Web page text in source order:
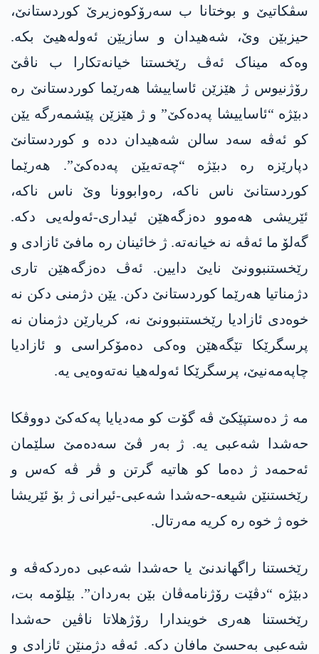
سڤکاتیێ و بوختانا ب سەرۆکوەزیرێ کوردستانێ،
حیزبێن وێ، شەھیدان و سازیێن ئەولەھیێ بکە.
وەکە میناک ئەڤ رێخستنا خیانەتکارا ب ناڤێ
رۆژنیوس ژ ھێزێن ئاساییشا ھەرێما کوردستانێ رە
دبێژە “ئاساییشا پەدەکێ” و ژ ھێزێن پێشمەرگە یێن
کو ئەڤە سەد سالن شەھیدان ددە و کوردستانێ
دپارێزە رە دبێژە “چەتەیێن پەدەکێ”. ھەرێما
کوردستانێ ناس ناکە، رەوابوونا وێ ناس ناکە،
ئێریشی ھەموو دەزگەھێن ئیداری-ئەولەیی دکە.
گەلۆ ما ئەڤە نە خیانەتە. ژ خائینان رە مافێ ئازادی و
رێخستنبوونێ نایێ دایین. ئەڤ دەزگەھێن تاری
دژمناتیا ھەرێما کوردستانێ دکن. یێن دژمنی دکن نە
خوەدی ئازادیا رێخستنبوونێ نە، کریارێن دژمنان نە
پرسگرێکا تێگەھێن وەکی دەمۆکراسی و ئازادیا
چاپەمەنیێ، پرسگرێکا ئەولەھیا نەتەوەیی یە.
مە ژ دەستپێکێ ڤە گۆت کو مەدیایا پەکەکێ دووڤکا
حەشدا شەعبی یە. ژ بەر ڤێ سەدەمێ سلێمان
ئەحمەد ژ دەما کو ھاتیە گرتن و ڤر ڤە کەس و
رێخستنێن شیعە-حەشدا شەعبی-ئیرانی ژ بۆ ئێریشا
خوە ژ خوە رە کریە مەرتال.
رێخستنا راگھاندنێ یا حەشدا شەعبی دەردکەڤە و
دبێژە “دڤێت رۆژنامەڤان بێن بەردان”. بێلۆمە بت،
رێخستنا ھەری خویندارا رۆژھلاتا ناڤین حەشدا
شەعبی بەحسێ مافان دکە. ئەڤە دژمنێن ئازادی و